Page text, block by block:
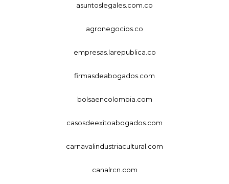
asuntoslegales.com.co
agronegocios.co
empresas.larepublica.co
firmasdeabogados.com
bolsaencolombia.com
casosdeexitoabogados.com
carnavalindustriacultural.com
canalrcn.com